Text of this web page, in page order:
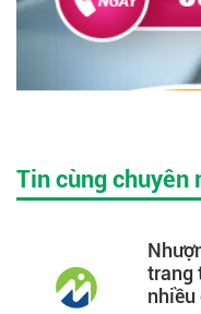
Tin cùng chuyên
trang
nhiều